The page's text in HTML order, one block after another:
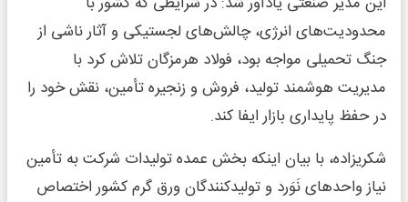
محدودیت‌های انرژی، چالش‌های لجستیکی و آثار ناشی از
جنگ تحمیلی مواجه بود، فولاد هرمزگان تلاش کرد با
مدیریت هوشمند تولید، فروش و زنجیره تأمین، نقش خود را
در حفظ پایداری بازار ایفا کند.
شکریزاده، با بیان اینکه بخش عمده تولیدات شرکت به تأمین
نیاز واحدهای نَوَرد و تولیدکنندگان ورق گرم کشور اختصاص